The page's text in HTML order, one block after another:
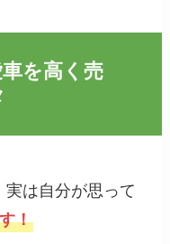
を高く売
は自分が思って
！